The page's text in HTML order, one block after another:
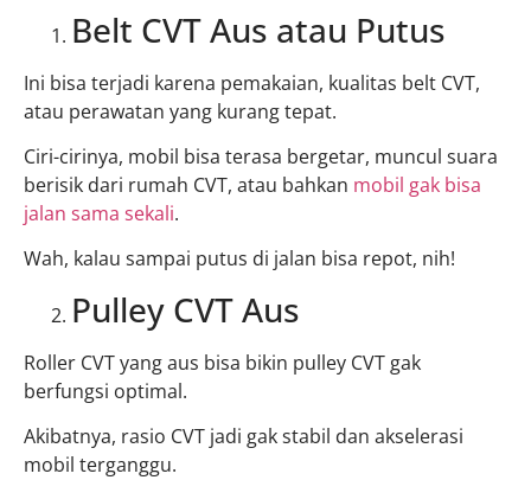
Belt CVT Aus atau Putus
Ini bisa terjadi karena pemakaian, kualitas belt CVT,
atau perawatan yang kurang tepat.
Ciri-cirinya, mobil bisa terasa bergetar, muncul suara
berisik dari rumah CVT, atau bahkan mobil gak bisa
jalan sama sekali.
Wah, kalau sampai putus di jalan bisa repot, nih!
Pulley CVT Aus
Roller CVT yang aus bisa bikin pulley CVT gak
berfungsi optimal.
Akibatnya, rasio CVT jadi gak stabil dan akselerasi
mobil terganggu.